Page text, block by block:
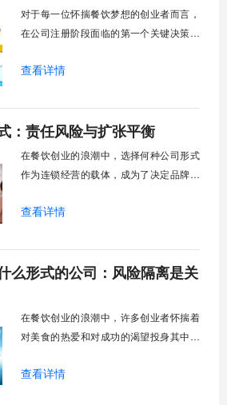
对于每一位怀揣餐饮梦想的创业者而言，
在公司注册阶段面临的第一个关键决策，
的法律程序，实则深远地影响着企业日后
牌形象。是选择常见的有限责任公司，还
是考虑个体工商户或合伙企业？不同的餐
饮业务模式，对应着差异化的风险承担主
体与监管要求
查看详情
：责任风险与扩张平衡
在餐饮创业的浪潮中，选择何种公司形式
作为连锁经营的载体，成为了决定品牌能
能更关注菜品口味和店铺装修，但一个合
骨架。它不仅仅是法律上的一个名称，更
关系到风险隔离能力、融资可能性、管理
查看详情
么形式的公司：风险隔离是关
在餐饮创业的浪潮中，许多创业者怀揣着
对美食的热爱和对成功的渴望投身其中，
的抉择常常被忽视——选择合适的公司形
查看详情